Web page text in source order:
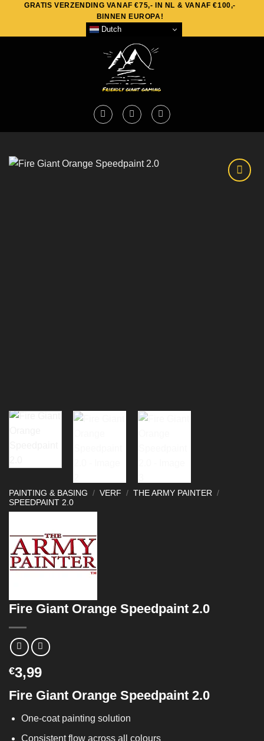
content
GRATIS VERZENDING VANAF €75,- IN NL & VANAF €100,-
BINNEN EUROPA!
Dutch
PAINTING & BASING / VERF / THE ARMY PAINTER /
SPEEDPAINT 2.0
Fire Giant Orange Speedpaint 2.0
€3,99
Fire Giant Orange Speedpaint 2.0
One-coat painting solution
Consistent flow across all colours